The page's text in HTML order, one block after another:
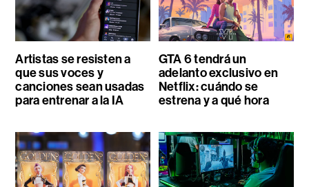
Artistas se resisten a
que sus voces y
canciones sean usadas
para entrenar a la IA
GTA 6 tendrá un
adelanto exclusivo en
Netflix: cuándo se
estrena y a qué hora